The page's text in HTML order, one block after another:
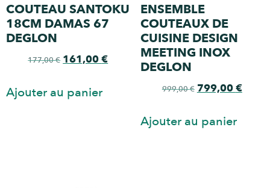
COUTEAU SANTOKU
18CM DAMAS 67
DEGLON
177,00€ 161,00€
Ajouter au panier
ENSEMBLE
COUTEAUX DE
CUISINE DESIGN
MEETING INOX
DEGLON
999,00€ 799,00€
Ajouter au panier